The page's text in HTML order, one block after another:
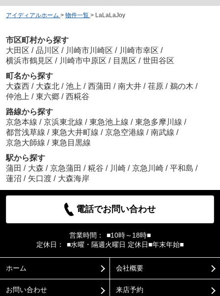
アイディアルホーム > 物件一覧 > LaLaLaJoy
市区町村から探す
大田区 / 品川区 / 川崎市川崎区 / 川崎市幸区 /
横浜市鶴見区 / 川崎市中原区 / 目黒区 / 世田谷区
町名から探す
大森西 / 大森北 / 池上 / 西蒲田 / 南大井 / 荏原 / 鵜の木 /
仲池上 / 東六郷 / 西糀谷
路線から探す
京急本線 / 京浜東北線 / 東急池上線 / 東急多摩川線 /
都営浅草線 / 東急大井町線 / 京急空港線 / 南武線 /
京急大師線 / 東急目黒線
駅から探す
蒲田 / 大森 / 京急蒲田 / 糀谷 / 川崎 / 京急川崎 / 平和島 /
蓮沼 / 矢口渡 / 大森海岸
電話でお問い合わせ
営業時間：
■10時～18時■
定休日：
■水曜・隔週火曜日 定休日■年末年始■
ホーム 会社概要
お問い合わせ 来店予約